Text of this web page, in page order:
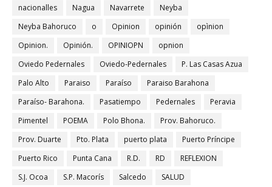
nacionalles
Nagua Navarrete
Neyba
Neyba Bahoruco
o Opinion opinión
opìnion
Opinion.
Opinión. OPINIOPN
opnion
Oviedo Pedernales
Oviedo-Pedernales
P. Las Casas Azua
Palo Alto
Paraiso Paraíso
Paraiso Barahona
Paraíso- Barahona.
Pasatiempo Pedernales
Peravia
Pimentel
POEMA Polo Bhona.
Prov. Bahoruco.
Prov. Duarte
Pto. Plata puerto plata
Puerto Príncipe
Puerto Rico
Punta Cana R.D. RD
REFLEXION
S.J. Ocoa
S.P. Macorís Salcedo
SALUD